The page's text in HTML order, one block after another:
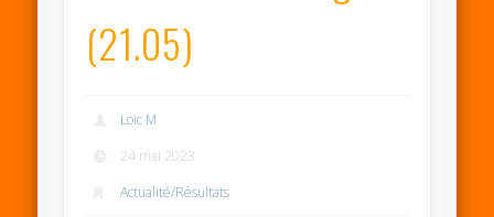
(21.05)
Loic M
24 mai 2023
Actualité/Résultats